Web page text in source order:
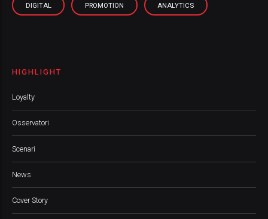
DIGITAL PROMOTION ANALYTICS
HIGHLIGHT
Loyalty
Osservatori
Scenari
News
Cover Story